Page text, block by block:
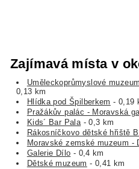
Zajímavá místa v
Uměleckoprůmyslové
0,13 km
Hlídka pod Špilberkem - 0,19
Pražákův palác - Moravská
Kids´ Bar Pala - 0,3 km
Rákosníčkovo dětské hřiště
Moravské zemské muzeum -
Galerie Dílo - 0,4 km
Dětské muzeum - 0,41 km